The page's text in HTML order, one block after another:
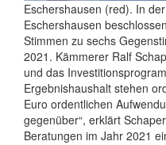
Eschershausen (red). In
Eschershausen
Stimmen zu sechs
2021. Kämmerer Ralf
und das
Ergebnishaushalt stehen
Euro ordentlichen
gegenüber“, erklärt
Beratungen im Jahr 2021